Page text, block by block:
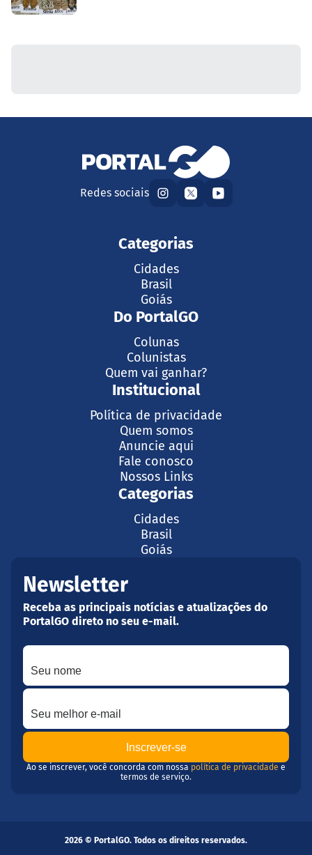
Redes sociais
Categorias
Cidades
Brasil
Goiás
Do PortalGO
Colunas
Colunistas
Quem vai ganhar?
Institucional
Política de privacidade
Quem somos
Anuncie aqui
Fale conosco
Nossos Links
Categorias
Cidades
Brasil
Goiás
Newsletter
Receba as principais notícias e atualizações do
PortalGO direto no seu e-mail.
Seu nome
Seu melhor e-mail
Ao se inscrever, você concorda com nossa política de privacidade e
termos de serviço.
2026 © PortalGO. Todos os direitos reservados.